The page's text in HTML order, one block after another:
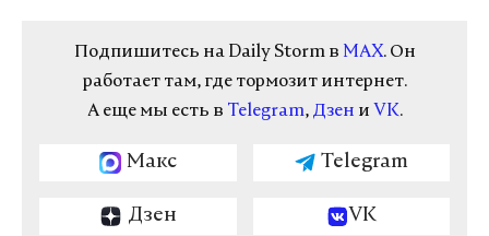
Подпишитесь на Daily Storm в MAX. Он
работает там, где тормозит интернет.
А еще мы есть в Telegram, Дзен и VK.
Макс Telegram
Дзен VK